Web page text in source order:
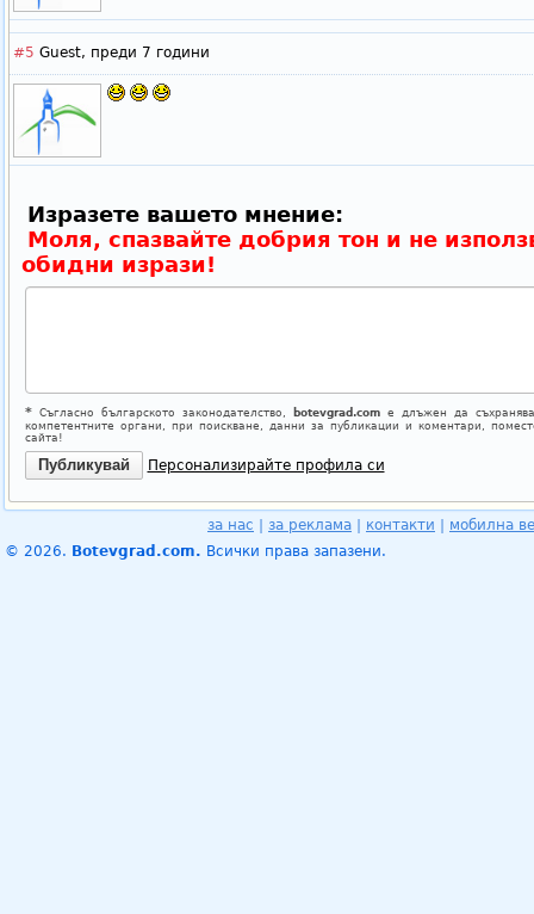
#5 Guest, преди 7 години
Изразете вашето мнение:
Моля, спазвайте добрия тон и не
обидни изрази!
*Съгласно българското законодателство, botevgrad.comе длъжен да
компетентните органи, при поискване, данни за публикации и коментари,
сайта!
Персонализирайте профила си
за нас за реклама контакти
мобилна
© 2026. Botevgrad.com. Всички права запазени.